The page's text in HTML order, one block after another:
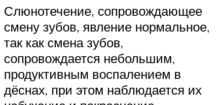
Слюнотечение, сопровождающее
смену зубов, явление нормальное,
так как смена зубов,
сопровождается небольшим,
продуктивным воспалением в
дёснах, при этом наблюдается их